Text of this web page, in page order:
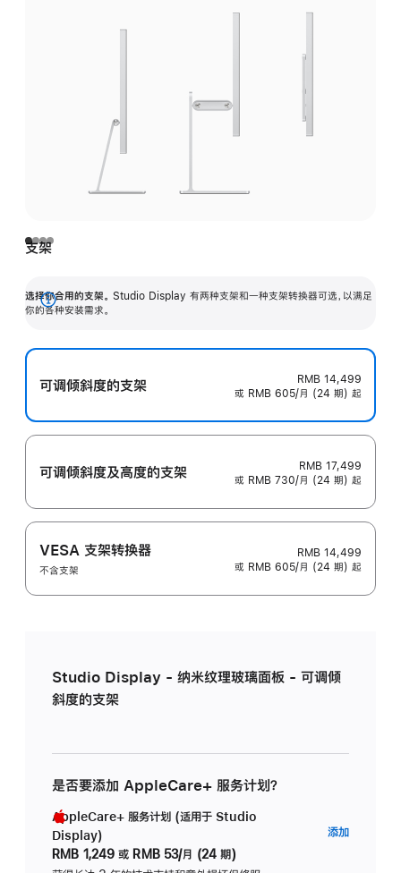
支架
选择你合用的支架。 Studio Display 有两种支架和一种支架转换器可选，以满足
你的各种安装需求。
展
可调倾斜度的支架
RMB 14,499
或 RMB 605/月 (24 期) 起
可调倾斜度及高‍度的支‍架
RMB 17,499
或 RMB 730/月 (24 期) 起
VESA 支架转换器
不含支架
RMB 14,499
或 RMB 605/月 (24 期) 起
Studio Display - 纳米纹理玻璃面板 - 可调倾
斜度的支架
是否要添加 AppleCare+ 服务计划？
AppleCare+ 服务计划 (适用于 Studio
Display)
RMB 1,249 或 RMB 53/月 (24 期)
添加